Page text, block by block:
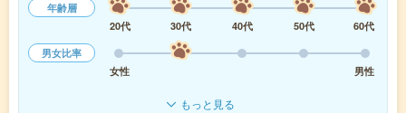
年齢層
20代
30代 40代 50代
60代
男女比率
女性
男性
もっと見る